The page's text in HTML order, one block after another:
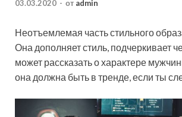
03.03.2020 - от admin
Неотъемлемая часть стильного
Она дополняет стиль, подчеркивает
может рассказать о характере
она должна быть в тренде, если ты